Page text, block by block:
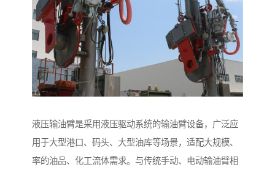
液压输油臂是采用液压驱动系统的输油臂设备，广泛应
用于大型港口、码头、大型油库等场景，适配大规模、
率的油品、化工流体需求。与传统手动、电动输油臂相